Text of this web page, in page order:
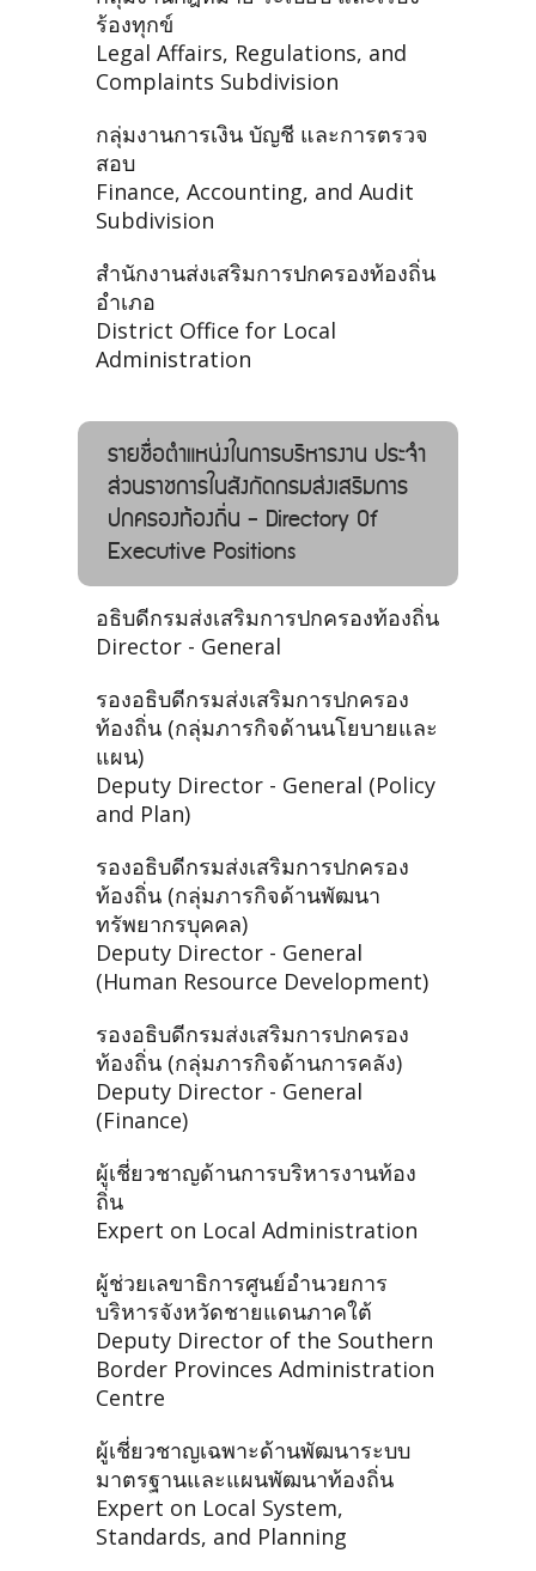
ร้องทุกข์
Legal Affairs, Regulations, and
Complaints Subdivision
กลุ่มงานการเงิน บัญชี และการตรวจ
สอบ
Finance, Accounting, and Audit
Subdivision
สำนักงานส่งเสริมการปกครองท้องถิ่น
อำเภอ
District Office for Local
Administration
รายชื่อตำแหน่งในการบริหารงาน ประจำ
ส่วนราชการในสังกัดกรมส่งเสริมการ
ปกครองท้องถิ่น - Directory Of
Executive Positions
อธิบดีกรมส่งเสริมการปกครองท้องถิ่น
Director - General
รองอธิบดีกรมส่งเสริมการปกครอง
ท้องถิ่น (กลุ่มภารกิจด้านนโยบายและ
แผน)
Deputy Director - General (Policy
and Plan)
รองอธิบดีกรมส่งเสริมการปกครอง
ท้องถิ่น (กลุ่มภารกิจด้านพัฒนา
ทรัพยากรบุคคล)
Deputy Director - General
(Human Resource Development)
รองอธิบดีกรมส่งเสริมการปกครอง
ท้องถิ่น (กลุ่มภารกิจด้านการคลัง)
Deputy Director - General
(Finance)
ผู้เชี่ยวชาญด้านการบริหารงานท้อง
ถิ่น
Expert on Local Administration
ผู้ช่วยเลขาธิการศูนย์อำนวยการ
บริหารจังหวัดชายแดนภาคใต้
Deputy Director of the Southern
Border Provinces Administration
Centre
ผู้เชี่ยวชาญเฉพาะด้านพัฒนาระบบ
มาตรฐานและแผนพัฒนาท้องถิ่น
Expert on Local System,
Standards, and Planning